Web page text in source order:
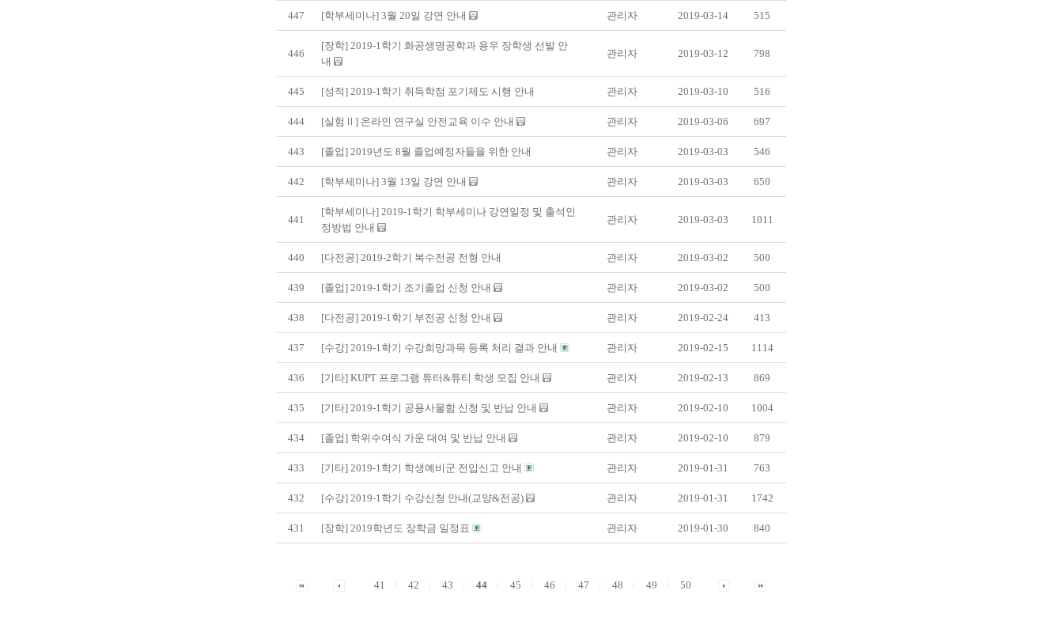
447 [학부세미나] 3월 20일 강연 안내 관리자 2019-03-14 515
446
[장학] 2019-1학기 화공생명공학과 용우 장학생 선발 안
내
관리자 2019-03-12 798
445 [성적] 2019-1학기 취득학점 포기제도 시행 안내 관리자 2019-03-10 516
444 [실험Ⅱ] 온라인 연구실 안전교육 이수 안내 관리자 2019-03-06 697
443 [졸업] 2019년도 8월 졸업예정자들을 위한 안내 관리자 2019-03-03 546
442 [학부세미나] 3월 13일 강연 안내 관리자 2019-03-03 650
441
[학부세미나] 2019-1학기 학부세미나 강연일정 및 출석인
정방법 안내
관리자 2019-03-03 1011
440 [다전공] 2019-2학기 복수전공 전형 안내 관리자 2019-03-02 500
439 [졸업] 2019-1학기 조기졸업 신청 안내 관리자 2019-03-02 500
438 [다전공] 2019-1학기 부전공 신청 안내 관리자 2019-02-24 413
437 [수강] 2019-1학기 수강희망과목 등록 처리 결과 안내 관리자 2019-02-15 1114
436 [기타] KUPT 프로그램 튜터&튜티 학생 모집 안내 관리자 2019-02-13 869
435 [기타] 2019-1학기 공용사물함 신청 및 반납 안내 관리자 2019-02-10 1004
434 [졸업] 학위수여식 가운 대여 및 반납 안내 관리자 2019-02-10 879
433 [기타] 2019-1학기 학생예비군 전입신고 안내 관리자 2019-01-31 763
432 [수강] 2019-1학기 수강신청 안내(교양&전공) 관리자 2019-01-31 1742
431 [장학] 2019학년도 장학금 일정표 관리자 2019-01-30 840
41 42 43 44 45 46 47 48 49 50